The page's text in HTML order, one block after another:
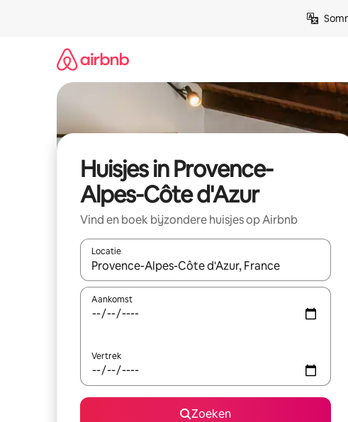
Huisjes in Provence-
Alpes-Côte d'Azur
Vind en boek bijzondere huisjes op Airbnb
Locatie
Wanneer er suggesties beschikbaar zijn, maak je een
Aankomst
Vertrek
Zoeken